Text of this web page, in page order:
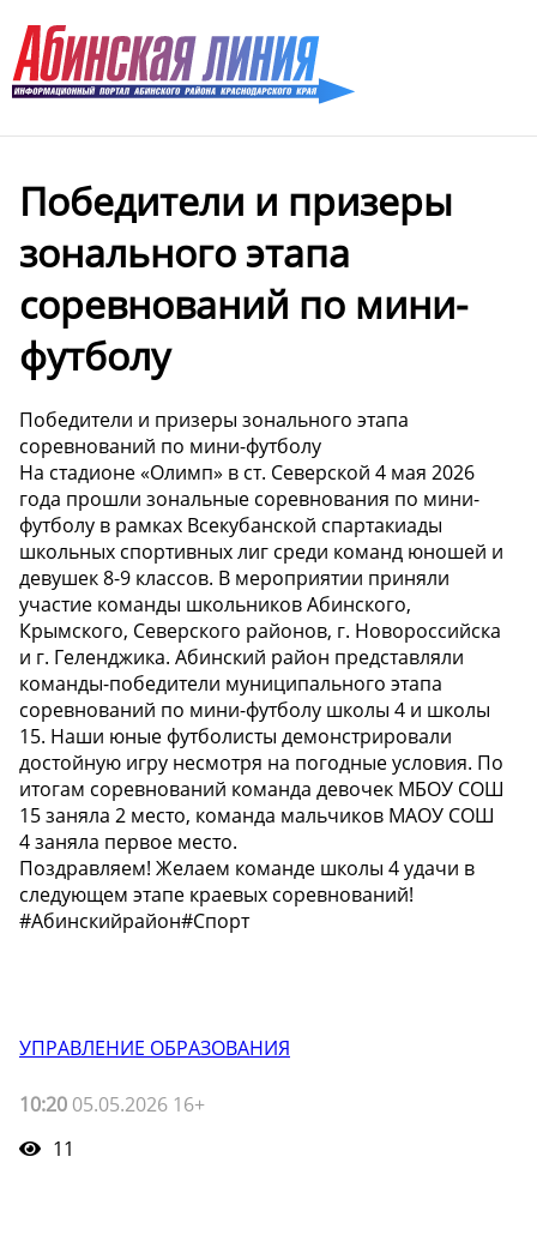
Победители и призеры
зонального этапа
соревнований по мини-
футболу
Победители и призеры зонального этапа
соревнований по мини-футболу
На стадионе «Олимп» в ст. Северской 4 мая 2026
года прошли зональные соревнования по мини-
футболу в рамках Всекубанской спартакиады
школьных спортивных лиг среди команд юношей и
девушек 8-9 классов. В мероприятии приняли
участие команды школьников Абинского,
Крымского, Северского районов, г. Новороссийска
и г. Геленджика. Абинский район представляли
команды-победители муниципального этапа
соревнований по мини-футболу школы 4 и школы
15. Наши юные футболисты демонстрировали
достойную игру несмотря на погодные условия. По
итогам соревнований команда девочек МБОУ СОШ
15 заняла 2 место, команда мальчиков МАОУ СОШ
4 заняла первое место.
Поздравляем! Желаем команде школы 4 удачи в
следующем этапе краевых соревнований!
#Абинскийрайон#Спорт
УПРАВЛЕНИЕ ОБРАЗОВАНИЯ
10:20 05.05.2026 16+
11